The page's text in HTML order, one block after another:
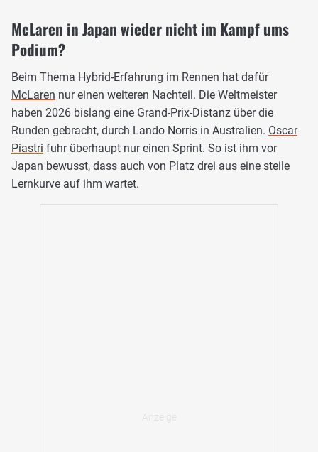
McLaren in Japan wieder nicht im Kampf ums
Podium?
Beim Thema Hybrid-Erfahrung im Rennen hat dafür
McLaren nur einen weiteren Nachteil. Die Weltmeister
haben 2026 bislang eine Grand-Prix-Distanz über die
Runden gebracht, durch Lando Norris in Australien. Oscar
Piastri fuhr überhaupt nur einen Sprint. So ist ihm vor
Japan bewusst, dass auch von Platz drei aus eine steile
Lernkurve auf ihm wartet.